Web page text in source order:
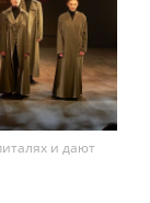
и дают